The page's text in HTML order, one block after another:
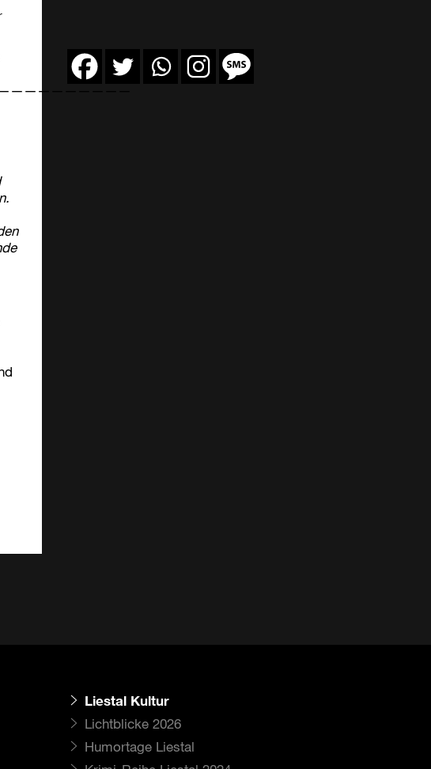
Liestal Kultur
Lichtblicke 2026
Humortage Liestal